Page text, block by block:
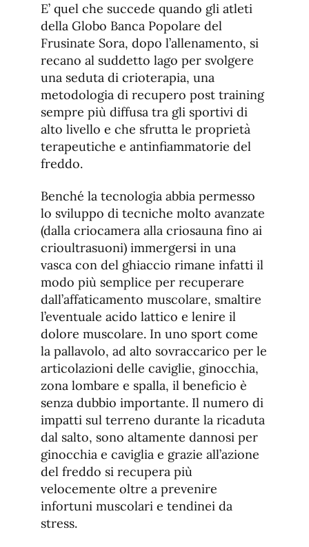
E’ quel che succede quando gli atleti
della Globo Banca Popolare del
Frusinate Sora, dopo l’allenamento, si
recano al suddetto lago per svolgere
una seduta di crioterapia, una
metodologia di recupero post training
sempre più diffusa tra gli sportivi di
alto livello e che sfrutta le proprietà
terapeutiche e antinfiammatorie del
freddo.
Benché la tecnologia abbia permesso
lo sviluppo di tecniche molto avanzate
(dalla criocamera alla criosauna fino ai
crioultrasuoni) immergersi in una
vasca con del ghiaccio rimane infatti il
modo più semplice per recuperare
dall’affaticamento muscolare, smaltire
l’eventuale acido lattico e lenire il
dolore muscolare. In uno sport come
la pallavolo, ad alto sovraccarico per le
articolazioni delle caviglie, ginocchia,
zona lombare e spalla, il beneficio è
senza dubbio importante. Il numero di
impatti sul terreno durante la ricaduta
dal salto, sono altamente dannosi per
ginocchia e caviglia e grazie all’azione
del freddo si recupera più
velocemente oltre a prevenire
infortuni muscolari e tendinei da
stress.